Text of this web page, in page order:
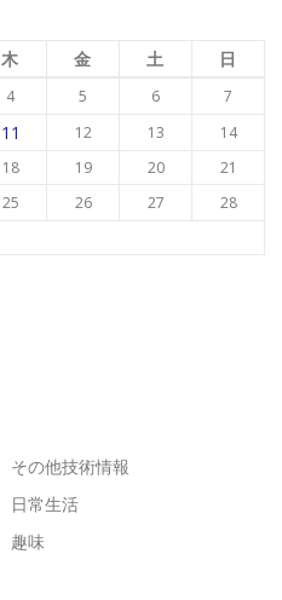
木 金 土
日
4 5 6
7
11 12 13
14
18 19 20
21
25 26 27
28
その他技術情報
日常生活
趣味